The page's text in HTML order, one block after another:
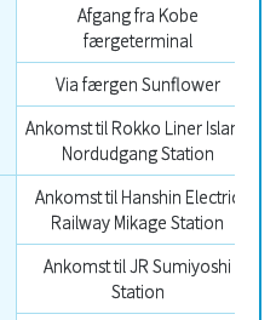
Afgang fra Kobe
færgeterminal
Via færgen Sunflower
Ankomst til Rokko Liner Island
Nordudgang Station
Ankomst til Hanshin Electric
Railway Mikage Station
Ankomst til JR Sumiyoshi
Station